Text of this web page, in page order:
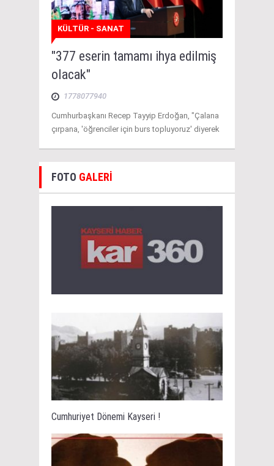
KÜLTÜR - SANAT
"377 eserin tamamı ihya edilmiş
olacak"
1778077940
Cumhurbaşkanı Recep Tayyip Erdoğan, "Çalana
çırpana, 'öğrenciler için burs topluyoruz' diyerek
FOTO GALERİ
Cumhuriyet Dönemi Kayseri !